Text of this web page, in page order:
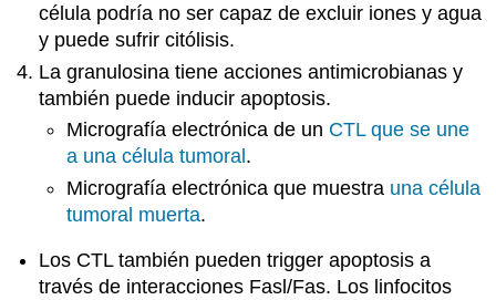
célula podría no ser capaz de excluir iones y agua
y puede sufrir citólisis.
Lagranulosina tiene acciones antimicrobianas y
también puede inducir apoptosis.
Micrografía electrónica de un CTL que se une
a una célula tumoral .
Micrografía electrónica que muestra una célula
tumoral muerta.
Los CTL también pueden trigger apoptosis a
través de interacciones Fasl/Fas. Los linfocitos